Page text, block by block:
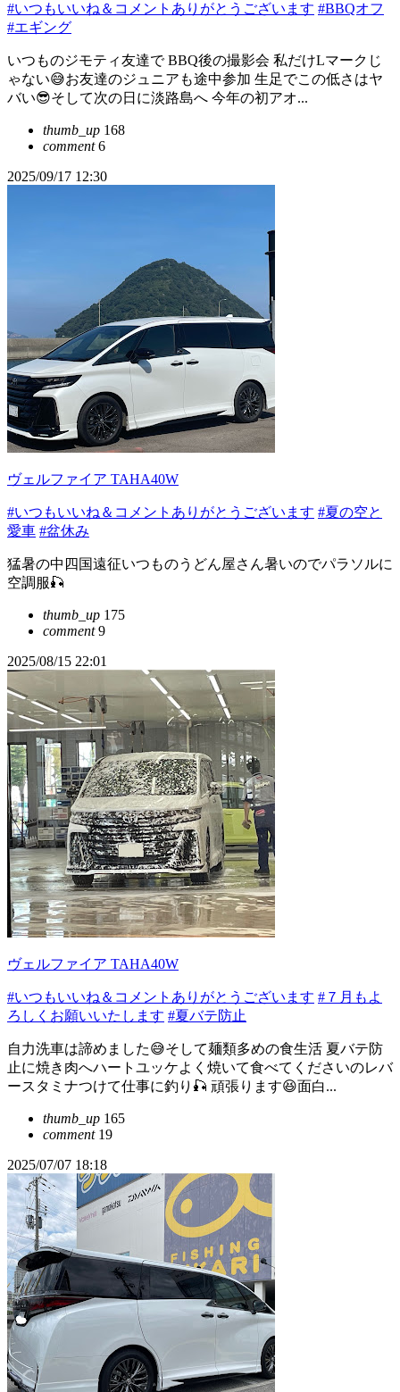
#いつもいいね＆コメントありがとうございます #BBQオフ
#エギング
いつものジモティ友達で BBQ後の撮影会 私だけLマークじ
ゃない😅お友達のジュニアも途中参加 生足でこの低さはヤ
バい😎そして次の日に淡路島へ 今年の初アオ...
thumb_up 168
comment6
2025/09/17 12:30
ヴェルファイア TAHA40W
#いつもいいね＆コメントありがとうございます #夏の空と
愛車 #盆休み
猛暑の中四国遠征いつものうどん屋さん暑いのでパラソルに
空調服🎣
thumb_up 175
comment9
2025/08/15 22:01
ヴェルファイア TAHA40W
#いつもいいね＆コメントありがとうございます #７月もよ
ろしくお願いいたします #夏バテ防止
自力洗車は諦めました😅そして麺類多めの食生活 夏バテ防
止に焼き肉へハートユッケよく焼いて食べてくださいのレバ
ースタミナつけて仕事に釣り🎣 頑張ります😆面白...
thumb_up 165
comment19
2025/07/07 18:18